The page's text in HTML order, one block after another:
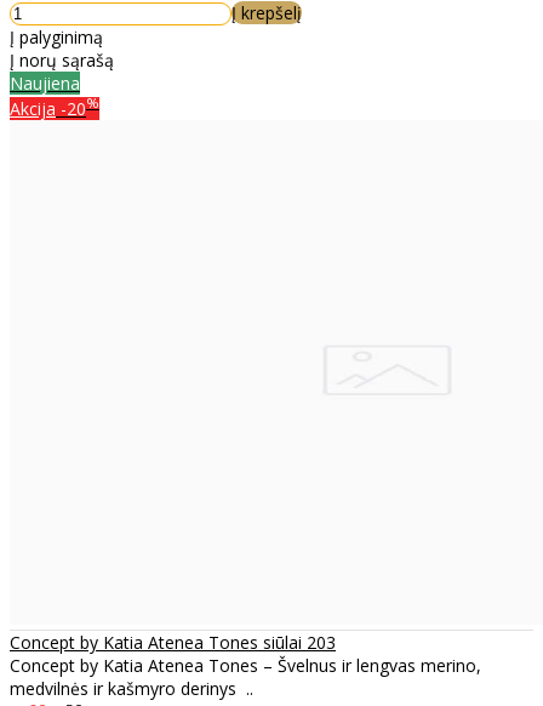
Į krepšelį
Į palyginimą
Į norų sąrašą
Naujiena
Akcija -20%
Concept by Katia Atenea Tones siūlai 203
Concept by Katia Atenea Tones – Švelnus ir lengvas merino,
medvilnės ir kašmyro derinys ..